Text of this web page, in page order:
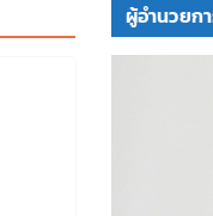
ผู้อำนวยก